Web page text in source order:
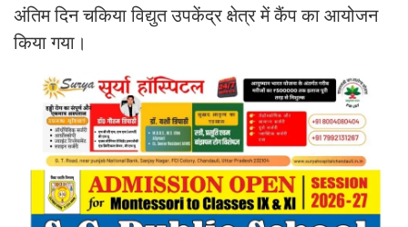
अंतिम दिन चकिया विद्युत उपकेंद्र क्षेत्र में कैंप का आयोजन
किया गया।